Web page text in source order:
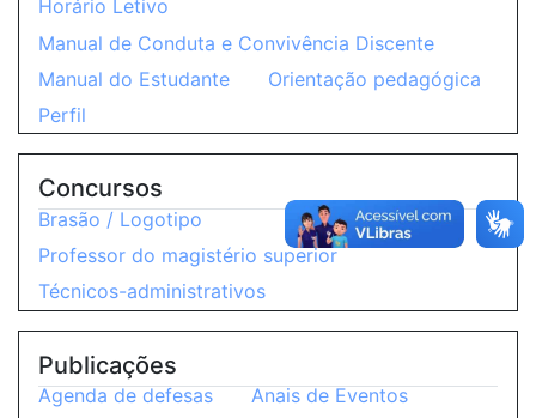
Horário Letivo
Manual de Conduta e Convivência Discente
Manual do Estudante
Orientação pedagógica
Perfil
Concursos
Brasão / Logotipo
Professor do magistério superior
Técnicos-administrativos
Publicações
Agenda de defesas
Anais de Eventos